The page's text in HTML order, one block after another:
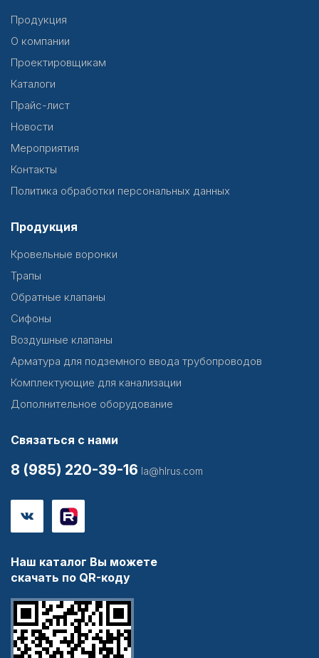
Продукция
О компании
Проектировщикам
Каталоги
Прайс-лист
Новости
Мероприятия
Контакты
Политика обработки персональных данных
Продукция
Кровельные воронки
Трапы
Обратные клапаны
Сифоны
Воздушные клапаны
Арматура для подземного ввода трубопроводов
Комплектующие для канализации
Дополнительное оборудование
Связаться с нами
8 (985) 220-39-16 la@hlrus.com
Наш каталог Вы можете
скачать по QR-коду